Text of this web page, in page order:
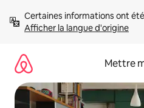
directement
Afficher la langue d'origine
Mettre